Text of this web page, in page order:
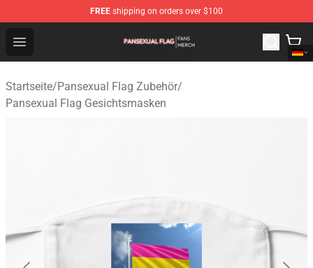
FREE shipping on orders over $100
Open menu
Pansexual Flag Shop - Official Pansexual Flag
Startseite/Pansexual Flag Zubehör/
Pansexual Flag Gesichtsmasken